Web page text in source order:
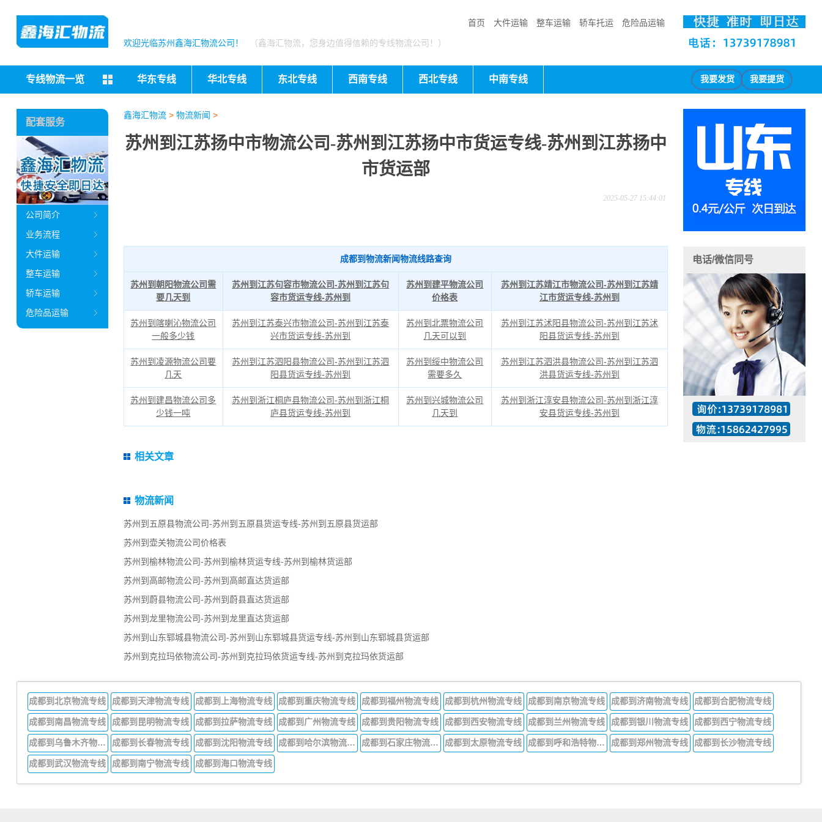
首页 大件运输 整车运输 轿车托运 危险品运输
欢迎光临苏州鑫海汇物流公司！ （鑫海汇物流，您身边值得信赖的专线物流公司！）
专线物流一览 华东专线 华北专线 东北专线 西南专线 西北专线 中南专线 我要发货 我要提货
鑫海汇物流> 物流新闻 >
苏州到江苏扬中市物流公司-苏州到江苏扬中市货运专线-苏州到江苏扬中
市货运部
2025-05-27 15:44:01
成都到物流新闻物流线路查询
苏州到朝阳物流公司需
要几天到
苏州到江苏句容市物流公司-苏州到江苏句
容市货运专线-苏州到
苏州到建平物流公司
价格表
苏州到江苏靖江市物流公司-苏州到江苏靖
江市货运专线-苏州到
苏州到喀喇沁物流公司
一般多少钱
苏州到江苏泰兴市物流公司-苏州到江苏泰
兴市货运专线-苏州到
苏州到北票物流公司
几天可以到
苏州到江苏沭阳县物流公司-苏州到江苏沭
阳县货运专线-苏州到
苏州到凌源物流公司要
几天
苏州到江苏泗阳县物流公司-苏州到江苏泗
阳县货运专线-苏州到
苏州到绥中物流公司
需要多久
苏州到江苏泗洪县物流公司-苏州到江苏泗
洪县货运专线-苏州到
苏州到建昌物流公司多
少钱一吨
苏州到浙江桐庐县物流公司-苏州到浙江桐
庐县货运专线-苏州到
苏州到兴城物流公司
几天到
苏州到浙江淳安县物流公司-苏州到浙江淳
安县货运专线-苏州到
相关文章
物流新闻
苏州到五原县物流公司-苏州到五原县货运专线-苏州到五原县货运部
苏州到壶关物流公司价格表
苏州到榆林物流公司-苏州到榆林货运专线-苏州到榆林货运部
苏州到高邮物流公司-苏州到高邮直达货运部
苏州到蔚县物流公司-苏州到蔚县直达货运部
苏州到龙里物流公司-苏州到龙里直达货运部
苏州到山东郓城县物流公司-苏州到山东郓城县货运专线-苏州到山东郓城县货运部
苏州到克拉玛依物流公司-苏州到克拉玛依货运专线-苏州到克拉玛依货运部
配套服务
公司简介
业务流程
大件运输
整车运输
轿车运输
危险品运输
电话/微信同号
成都到北京物流专线 成都到天津物流专线 成都到上海物流专线 成都到重庆物流专线 成都到福州物流专线 成都到杭州物流专线 成都到南京物流专线 成都到济南物流专线 成都到合肥物流专线
成都到南昌物流专线 成都到昆明物流专线 成都到拉萨物流专线 成都到广州物流专线 成都到贵阳物流专线 成都到西安物流专线 成都到兰州物流专线 成都到银川物流专线 成都到西宁物流专线
成都到乌鲁木齐物流专线 成都到长春物流专线 成都到沈阳物流专线 成都到哈尔滨物流专线 成都到石家庄物流专线 成都到太原物流专线 成都到呼和浩特物流专线 成都到郑州物流专线 成都到长沙物流专线
成都到武汉物流专线 成都到南宁物流专线 成都到海口物流专线